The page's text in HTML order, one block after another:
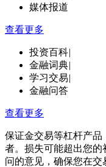
媒体报道
查看更多
投资百科|
金融词典|
学习交易|
金融问答
查看更多
保证金交易等杠杆产
者。损失可能超出您
问的意见，确保您在交